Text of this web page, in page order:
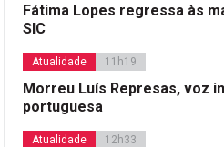
Fátima Lopes regressa às
SIC
Atualidade 11h19
Morreu Luís Represas, voz
portuguesa
Atualidade 12h33